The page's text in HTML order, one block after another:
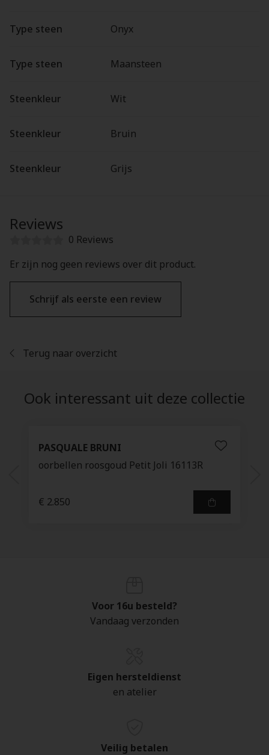
Type steen Onyx
Type steen Maansteen
Steenkleur Wit
Steenkleur Bruin
Steenkleur Grijs
Reviews
0 Reviews
Er zijn nog geen reviews over dit product.
Schrijf als eerste een review
Terug naar overzicht
Ook interessant uit deze collectie
PASQUALE BRUNI
oorbellen roosgoud Petit Joli 16113R
€ 2.850
Voor 16u besteld?
Vandaag verzonden
Eigen hersteldienst
en atelier
Veilig betalen